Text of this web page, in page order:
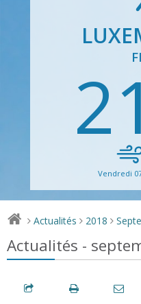
21
Vendredi
> Actualités > 2018 >
Actualités -